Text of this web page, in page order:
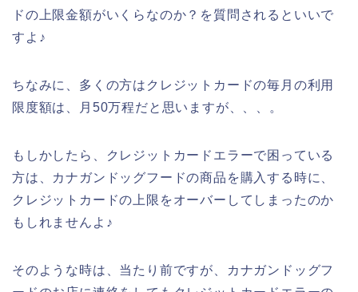
ドの上限金額がいくらなのか？を質問されるといいで
すよ♪
ちなみに、多くの方はクレジットカードの毎月の利用
限度額は、月50万程だと思いますが、、、。
もしかしたら、クレジットカードエラーで困っている
方は、カナガンドッグフードの商品を購入する時に、
クレジットカードの上限をオーバーしてしまったのか
もしれませんよ♪
そのような時は、当たり前ですが、カナガンドッグフ